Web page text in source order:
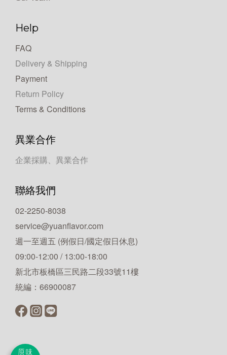
Help
FAQ
Delivery & Shipping
Payment
Return Policy
Terms & Conditions
異業合作
企業採購、異業合作
聯絡我們
02-2250-8038
service@yuanflavor.com
週一至週五 (例假日/國定假日休息)
09:00-12:00 / 13:00-18:00
新北市板橋區三民路二段33號11樓
統編：66900087